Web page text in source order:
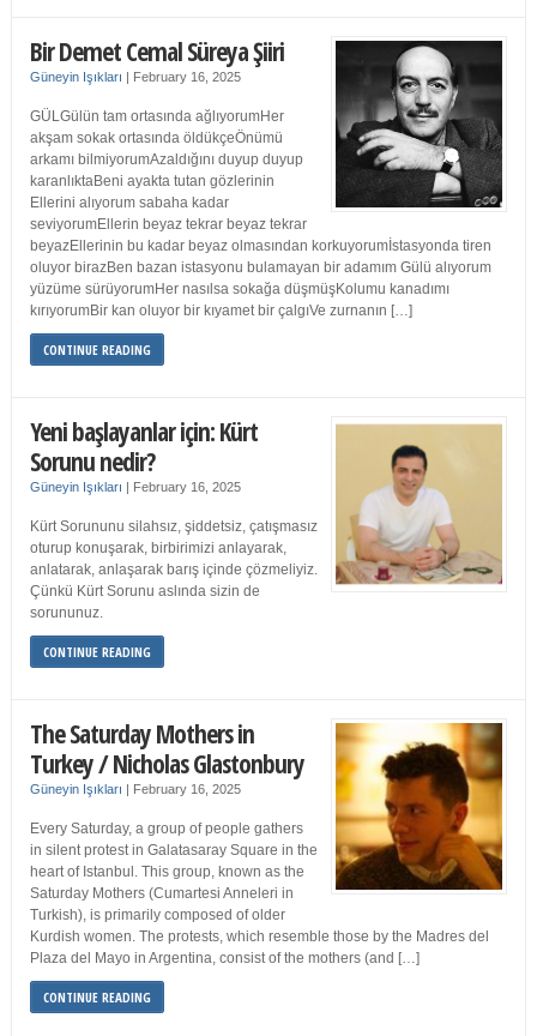
Bir Demet Cemal Süreya Şiiri
Güneyin Işıkları | February 16, 2025
GÜLGülün tam ortasında ağlıyorumHer
akşam sokak ortasında öldükçeÖnümü
arkamı bilmiyorumAzaldığını duyup duyup
karanlıktaBeni ayakta tutan gözlerinin
Ellerini alıyorum sabaha kadar
seviyorumEllerin beyaz tekrar beyaz tekrar
beyazEllerinin bu kadar beyaz olmasından korkuyorumİstasyonda tiren
oluyor birazBen bazan istasyonu bulamayan bir adamım Gülü alıyorum
yüzüme sürüyorumHer nasılsa sokağa düşmüşKolumu kanadımı
kırıyorumBir kan oluyor bir kıyamet bir çalgıVe zurnanın […]
CONTINUE READING
Yeni başlayanlar için: Kürt
Sorunu nedir?
Güneyin Işıkları | February 16, 2025
Kürt Sorununu silahsız, şiddetsiz, çatışmasız
oturup konuşarak, birbirimizi anlayarak,
anlatarak, anlaşarak barış içinde çözmeliyiz.
Çünkü Kürt Sorunu aslında sizin de
sorununuz.
CONTINUE READING
The Saturday Mothers in
Turkey / Nicholas Glastonbury
Güneyin Işıkları | February 16, 2025
Every Saturday, a group of people gathers
in silent protest in Galatasaray Square in the
heart of Istanbul. This group, known as the
Saturday Mothers (Cumartesi Anneleri in
Turkish), is primarily composed of older
Kurdish women. The protests, which resemble those by the Madres del
Plaza del Mayo in Argentina, consist of the mothers (and […]
CONTINUE READING